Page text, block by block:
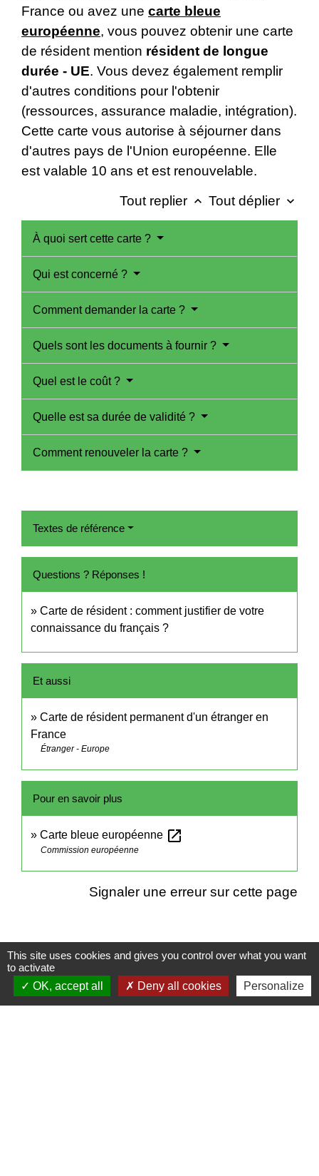
France ou avez une carte bleue
européenne, vous pouvez obtenir une carte
de résident mention résident de longue
durée - UE. Vous devez également remplir
d'autres conditions pour l'obtenir
(ressources, assurance maladie, intégration).
Cette carte vous autorise à séjourner dans
d'autres pays de l'Union européenne. Elle
est valable 10 ans et est renouvelable.
Tout replier keyboard_arrow_up Tout déplier keyboard_arrow_down
À quoi sert cette carte ?
Qui est concerné ?
Comment demander la carte ?
Quels sont les documents à fournir ?
Quel est le coût ?
Quelle est sa durée de validité ?
Comment renouveler la carte ?
Textes de référence
Questions ? Réponses !
Carte de résident : comment justifier de votre
connaissance du français ?
Et aussi
Carte de résident permanent d'un étranger en
France
Étranger - Europe
Pour en savoir plus
Carte bleue européenne open_in_new
Commission européenne
Signaler une erreur sur cette page
Contacts
Mairie de Cormeray
This site uses cookies and gives you control over what you want
to activate
OK, accept all
Deny all cookies Personalize